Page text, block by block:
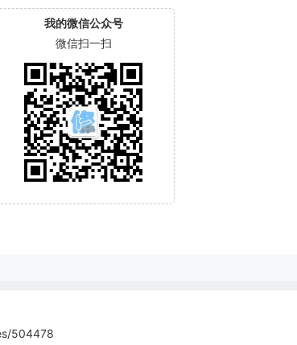
我的微信公众号
微信扫一扫
504478